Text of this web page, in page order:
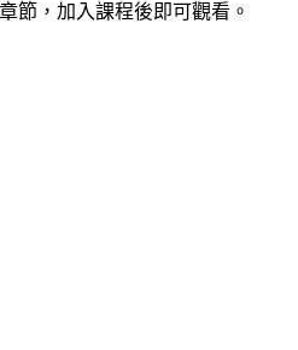
節，加入課程後即可觀看。